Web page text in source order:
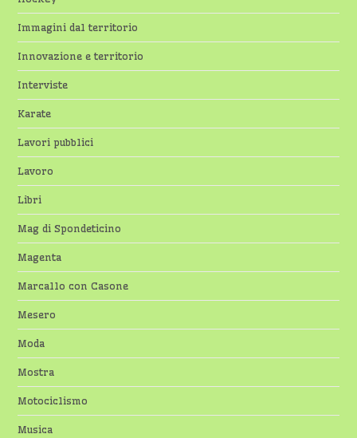
Immagini dal territorio
Innovazione e territorio
Interviste
Karate
Lavori pubblici
Lavoro
Libri
Mag di Spondeticino
Magenta
Marcallo con Casone
Mesero
Moda
Mostra
Motociclismo
Musica